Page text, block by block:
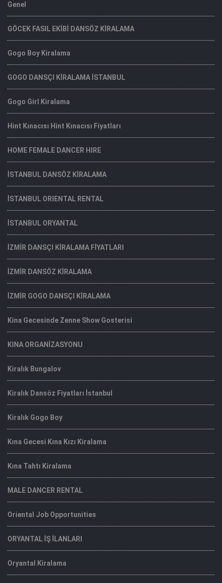
Genel
GÖCEK FASIL EKİBİ DANSÖZ KİRALAMA
Gogo Boy Kiralama
GOGO DANSÇI KİRALAMA İSTANBUL
Gogo Girl Kiralama
Hint Kınacısı Hint Kınacısı Fiyatları
HOME FEMALE DANCER HIRE
İSTANBUL DANSÖZ KİRALAMA
İSTANBUL ORIENTAL RENTAL
İSTANBUL ORYANTAL
İZMİR DANSÇI KİRALAMA FİYATLARI
İZMİR DANSÖZ KİRALAMA
İZMİR GOGO DANSÇI KİRALAMA
Kina Gecesinde Zenne Show Gosterisi
KINA ORGANİZASYONU
Kiralık Bungalov
Kiralık Dansöz Fiyatları İstanbul
Kiralık Gogo Boy
Kına Gecesi Kına Kızı Kiralama
Kına Tahtı Kiralama
MALE DANCER RENTAL
Oriental Job Opportunities
ORYANTAL İŞ İLANLARI
Oryantal Kiralama